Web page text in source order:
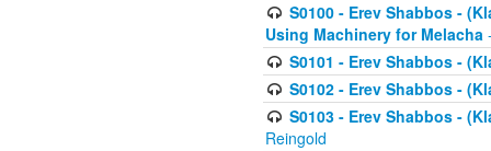
S0100 - Erev Shabbos -
Using Machinery for Melacha
S0101 - Erev Shabbos -
S0102 - Erev Shabbos -
S0103 - Erev Shabbos -
Reingold